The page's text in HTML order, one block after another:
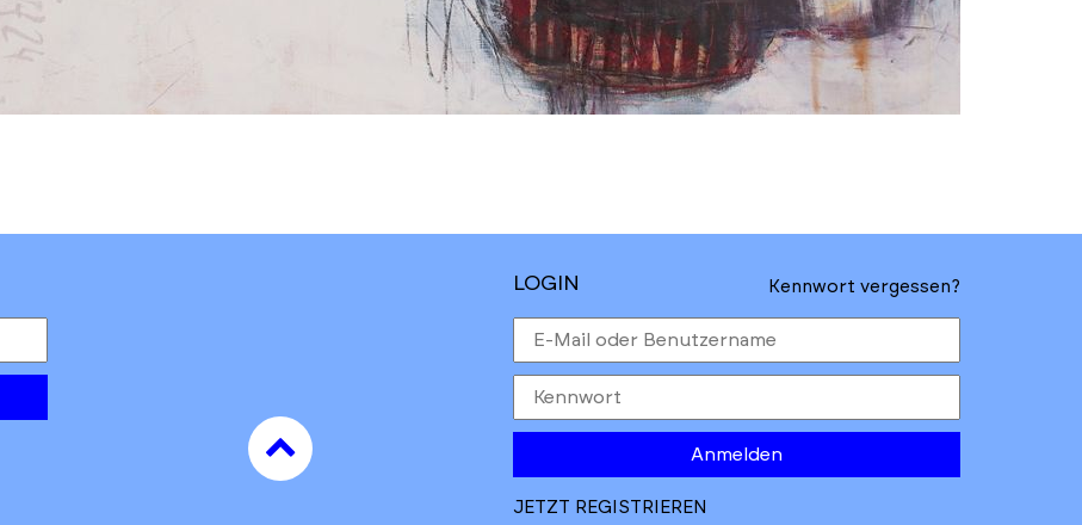
to
top
LOGIN Kennwort vergessen?
Anmelden
JETZT REGISTRIEREN